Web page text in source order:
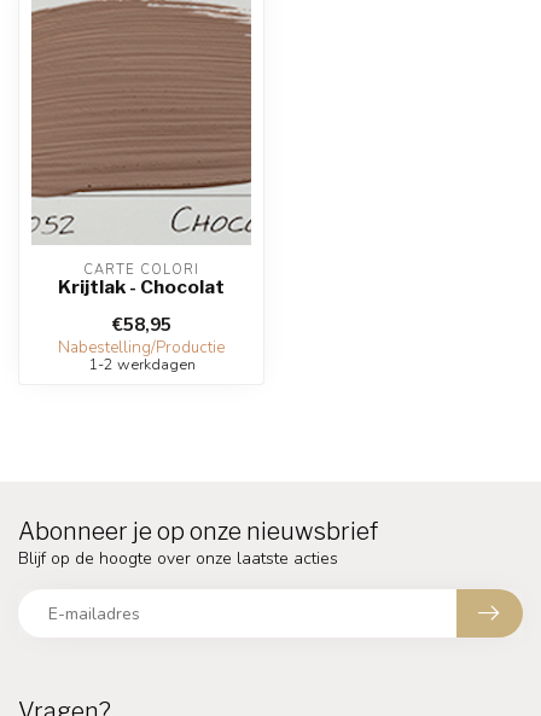
CARTE COLORI
Krijtlak - Chocolat
€58,95
Nabestelling/Productie
1-2 werkdagen
Abonneer je op onze nieuwsbrief
Blijf op de hoogte over onze laatste acties